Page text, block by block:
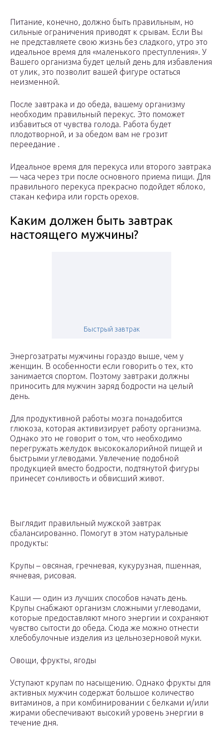
Питание, конечно, должно быть правильным, но
сильные ограничения приводят к срывам. Если Вы
не представляете свою жизнь без сладкого, утро это
идеальное время для «маленького преступления». У
Вашего организма будет целый день для избавления
от улик, это позволит вашей фигуре остаться
неизменной.
После завтрака и до обеда, вашему организму
необходим правильный перекус. Это поможет
избавиться от чувства голода. Работа будет
плодотворной, и за обедом вам не грозит
переедание .
Идеальное время для перекуса или второго завтрака
— часа через три после основного приема пищи. Для
правильного перекуса прекрасно подойдет яблоко,
стакан кефира или горсть орехов.
Каким должен быть завтрак
настоящего мужчины?
Быстрый завтрак
Энергозатраты мужчины гораздо выше, чем у
женщин. В особенности если говорить о тех, кто
занимается спортом. Поэтому завтраки должны
приносить для мужчин заряд бодрости на целый
день.
Для продуктивной работы мозга понадобится
глюкоза, которая активизирует работу организма.
Однако это не говорит о том, что необходимо
перегружать желудок высококалорийной пищей и
быстрыми углеводами. Увлечение подобной
продукцией вместо бодрости, подтянутой фигуры
принесет сонливость и обвисший живот.
Выглядит правильный мужской завтрак
сбалансированно. Помогут в этом натуральные
продукты:
Крупы – овсяная, гречневая, кукурузная, пшенная,
ячневая, рисовая.
Каши — один из лучших способов начать день.
Крупы снабжают организм сложными углеводами,
которые предоставляют много энергии и сохраняют
чувство сытости до обеда. Сюда же можно отнести
хлебобулочные изделия из цельнозерновой муки.
Овощи, фрукты, ягоды
Уступают крупам по насыщению. Однако фрукты для
активных мужчин содержат большое количество
витаминов, а при комбинировании с белками и/или
жирами обеспечивают высокий уровень энергии в
течение дня.